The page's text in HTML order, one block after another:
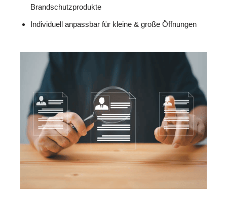
Brandschutzprodukte
Individuell anpassbar für kleine & große Öffnungen